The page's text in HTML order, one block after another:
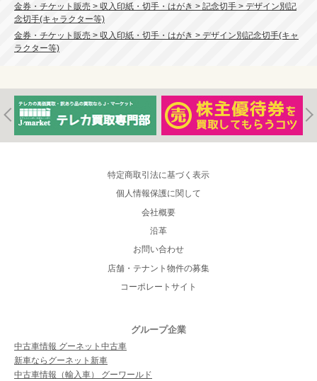
金券・チケット販売 > 収入印紙・切手・はがき > 記念切手 > デザイン別記
念切手(キャラクター等)
金券・チケット販売 > 収入印紙・切手・はがき > デザイン別記念切手(キャ
ラクター等)
特定商取引法に基づく表示
個人情報保護に関して
会社概要
沿革
お問い合わせ
店舗・テナント物件の募集
コーポレートサイト
グループ企業
中古車情報 グーネット中古車
新車ならグーネット新車
中古車情報（輸入車） グーワールド